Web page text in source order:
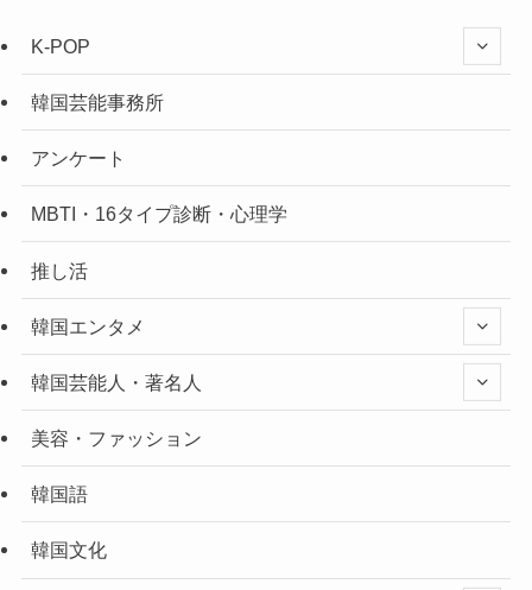
K-POP
韓国芸能事務所
アンケート
MBTI・16タイプ診断・心理学
推し活
韓国エンタメ
韓国芸能人・著名人
美容・ファッション
韓国語
韓国文化